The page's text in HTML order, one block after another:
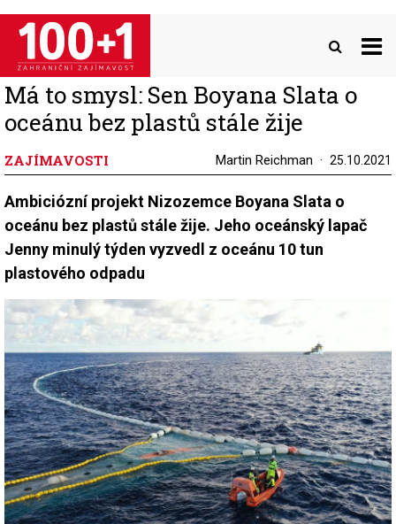
Přejít
hlavnímu
obsahu
Má to smysl: Sen Boyana Slata o
oceánu bez plastů stále žije
ZAJÍMAVOSTI Martin Reichman 25.10.2021
Ambiciózní projekt Nizozemce Boyana Slata o
oceánu bez plastů stále žije. Jeho oceánský lapač
Jenny minulý týden vyzvedl z oceánu 10 tun
plastového odpadu